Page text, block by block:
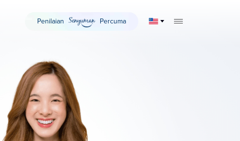
Penilaian Percuma TOGGLE MOBILE